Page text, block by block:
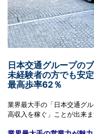
日本交通グループの
未経験者の方でも安
最高歩率62％
業界最大手の「日本交通グ
高収入を稼ぐ」ことが出来